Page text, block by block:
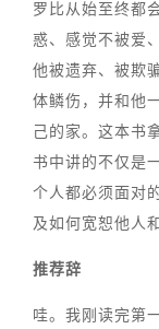
罗比从始至终都
惑、感觉不被爱
他被遗弃、被欺
体鳞伤，并和他
己的家。这本书
书中讲的不仅是
个人都必须面对
及如何宽恕他人
推荐辞
哇。我刚读完第